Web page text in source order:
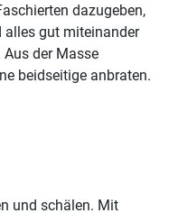
dazugeben,
alles gut miteinander
Aus der Masse
beidseitige anbraten.
und schälen. Mit